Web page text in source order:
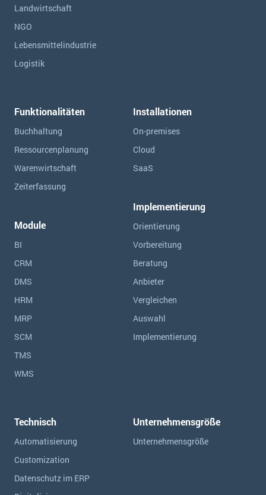
Landwirtschaft
NGO
Lebensmittelindustrie
Logistik
Funktionalitäten
Buchhaltung
Ressourcen­planung
Warenwirtschaft
Zeiterfassung
Module
BI
CRM
DMS
HRM
MRP
SCM
TMS
WMS
Installationen
On-premises
Cloud
SaaS
Implementierung
Orientierung
Vorbereitung
Beratung
Anbieter
Vergleichen
Auswahl
Implementierung
Technisch
Automatisierung
Customization
Datenschutz im ERP
Unternehmensgröße
Unternehmensgröße